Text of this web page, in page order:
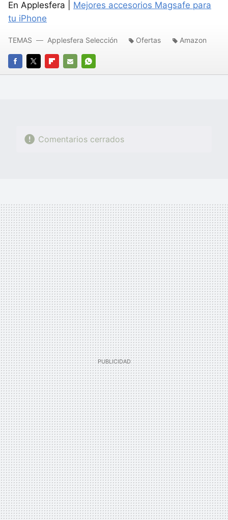
En Applesfera | Mejores accesorios Magsafe para
tu iPhone
FACEBOOK
TWITTERFLIPBOARD
E-
WHATSAPP
TEMAS Applesfera Selección Ofertas Amazon
Comentarios cerrados